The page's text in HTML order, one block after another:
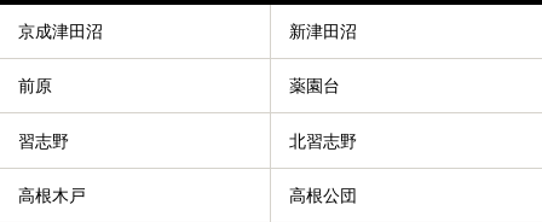
京成津田沼 新津田沼
前原 薬園台
習志野 北習志野
高根木戸 高根公団